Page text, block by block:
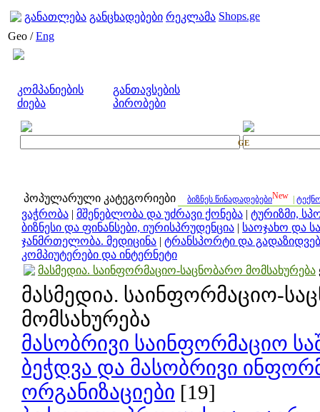
განათლება განცხადებები რეკლამა Shops.ge
Geo /Eng
კომპანიების
ძიება
განთავსების
პირობები
GE
პოპულარული კატეგორიები ბიზნეს წინადადებებიNew
ვაჭრობა | მშენებლობა და უძრავი ქონება | ტურიზმი,
ბიზნესი და ფინანსები, იურისპრუდენცია | საოჯახო და
ჯანმრთელობა. მედიცინა | ტრანსპორტი და
კომპიუტერები და ინტერნეტი
მასმედია. საინფორმაციო-საცნობარო მომსახურება
მასმედია. საინფორმაციო-
მომსახურება
მასობრივი საინფორმაციო
ბეჭდვა და მასობრივი
ორგანიზაციები [19]